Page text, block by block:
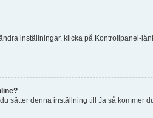
inställningar, klicka på Kontrollpanel-
sätter denna inställning till Ja så kommer